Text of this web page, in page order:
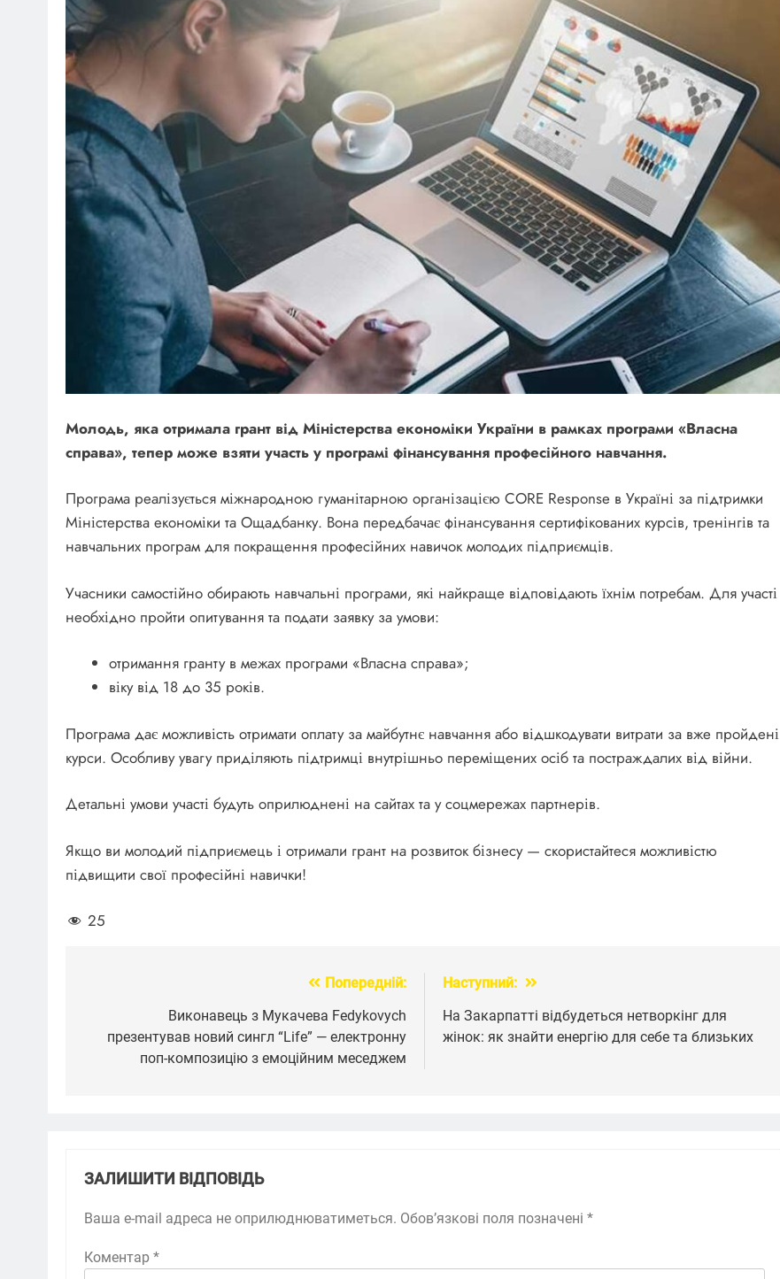
Молодь, яка отримала грант від Міністерства економіки України в рамках програми «Власна
справа», тепер може взяти участь у програмі фінансування професійного навчання.
Програма реалізується міжнародною гуманітарною організацією CORE Response в Україні за підтримки
Міністерства економіки та Ощадбанку. Вона передбачає фінансування сертифікованих курсів, тренінгів та
навчальних програм для покращення професійних навичок молодих підприємців.
Учасники самостійно обирають навчальні програми, які найкраще відповідають їхнім потребам. Для участі
необхідно пройти опитування та подати заявку за умови:
отримання гранту в межах програми «Власна справа»;
віку від 18 до 35 років.
Програма дає можливість отримати оплату за майбутнє навчання або відшкодувати витрати за вже пройдені
курси. Особливу увагу приділяють підтримці внутрішньо переміщених осіб та постраждалих від війни.
Детальні умови участі будуть оприлюднені на сайтах та у соцмережах партнерів.
Якщо ви молодий підприємець і отримали грант на розвиток бізнесу — скористайтеся можливістю
підвищити свої професійні навички!
25
Попередній:
Виконавець з Мукачева Fedykovych
презентував новий сингл “Life” — електронну
поп-композицію з емоційним меседжем
Наступний:
На Закарпатті відбудеться нетворкінг для
жінок: як знайти енергію для себе та близьких
ЗАЛИШИТИ ВІДПОВІДЬ
Ваша e-mail адреса не оприлюднюватиметься. Обов’язкові поля позначені *
Коментар *